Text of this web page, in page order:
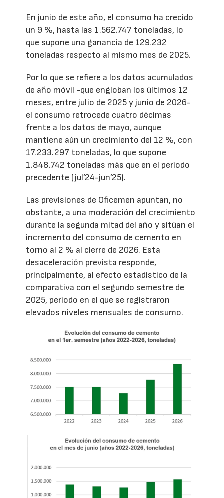
En junio de este año, el consumo ha crecido
un 9 %, hasta las 1.562.747 toneladas, lo
que supone una ganancia de 129.232
toneladas respecto al mismo mes de 2025.
Por lo que se refiere a los datos acumulados
de año móvil -que engloban los últimos 12
meses, entre julio de 2025 y junio de 2026-
el consumo retrocede cuatro décimas
frente a los datos de mayo, aunque
mantiene aún un crecimiento del 12 %, con
17.233.297 toneladas, lo que supone
1.848.742 toneladas más que en el período
precedente (jul’24-jun’25).
Las previsiones de Oficemen apuntan, no
obstante, a una moderación del crecimiento
durante la segunda mitad del año y sitúan el
incremento del consumo de cemento en
torno al 2 % al cierre de 2026. Esta
desaceleración prevista responde,
principalmente, al efecto estadístico de la
comparativa con el segundo semestre de
2025, período en el que se registraron
elevados niveles mensuales de consumo.